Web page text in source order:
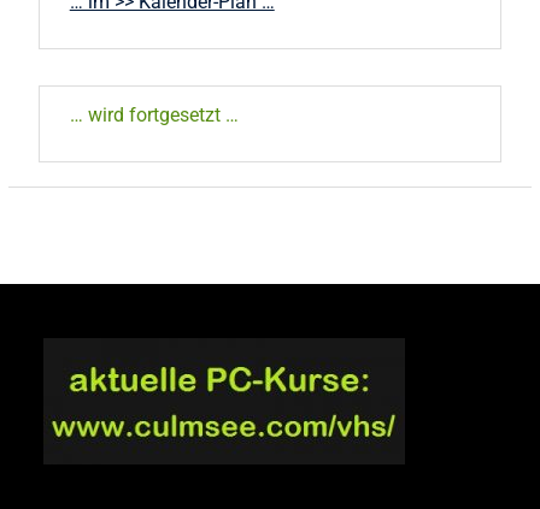
… wird fortgesetzt …